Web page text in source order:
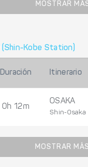
MOSTRAR
(Shin-Kobe Station)
Duración Itinerario
0h 12m
OSAKA
Shin-Osaka
MOSTRAR